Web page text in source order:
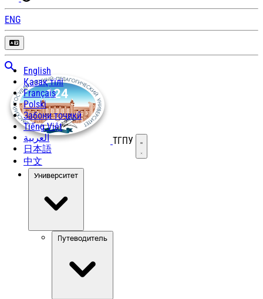
ENG
English
Қазақ тілі
Français
Polski
Забони тоҷикӣ
Tiếng Việt
العربية
日本語
中文
ТГПУ Открыть меню
Университет
Путеводитель